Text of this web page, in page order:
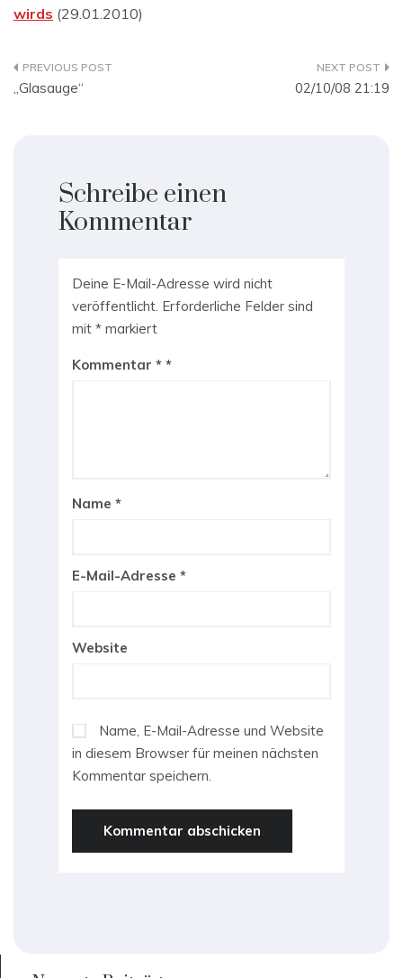
wirds (29.01.2010)
Beitragsnavigation
„Glasauge“ 02/10/08 21:19
Schreibe einen
Kommentar
Deine E-Mail-Adresse wird nicht
veröffentlicht. Erforderliche Felder sind
mit * markiert
Kommentar *
Name *
E-Mail-Adresse *
Website
Name, E-Mail-Adresse und Website
in diesem Browser für meinen nächsten
Kommentar speichern.